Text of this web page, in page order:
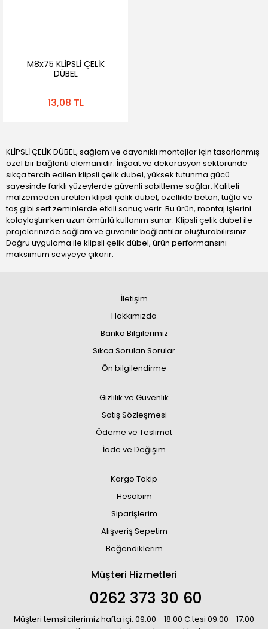
M8x75 KLİPSLİ ÇELİK
DÜBEL
13,08 TL
KLİPSLİ ÇELİK DÜBEL, sağlam ve dayanıklı montajlar için tasarlanmış
özel bir bağlantı elemanıdır. İnşaat ve dekorasyon sektöründe
sıkça tercih edilen klipsli çelik dubel, yüksek tutunma gücü
sayesinde farklı yüzeylerde güvenli sabitleme sağlar. Kaliteli
malzemeden üretilen klipsli çelik dubel, özellikle beton, tuğla ve
taş gibi sert zeminlerde etkili sonuç verir. Bu ürün, montaj işlerini
kolaylaştırırken uzun ömürlü kullanım sunar. Klipsli çelik dubel ile
projelerinizde sağlam ve güvenilir bağlantılar oluşturabilirsiniz.
Doğru uygulama ile klipsli çelik dübel, ürün performansını
maksimum seviyeye çıkarır.
İletişim
Hakkımızda
Banka Bilgilerimiz
Sıkca Sorulan Sorular
Ön bilgilendirme
Gizlilik ve Güvenlik
Satış Sözleşmesi
Ödeme ve Teslimat
İade ve Değişim
Kargo Takip
Hesabım
Siparişlerim
Alışveriş Sepetim
Beğendiklerim
Müşteri Hizmetleri
0262 373 30 60
Müşteri temsilcilerimiz hafta içi: 09:00 - 18:00 C.tesi 09:00 - 17:00